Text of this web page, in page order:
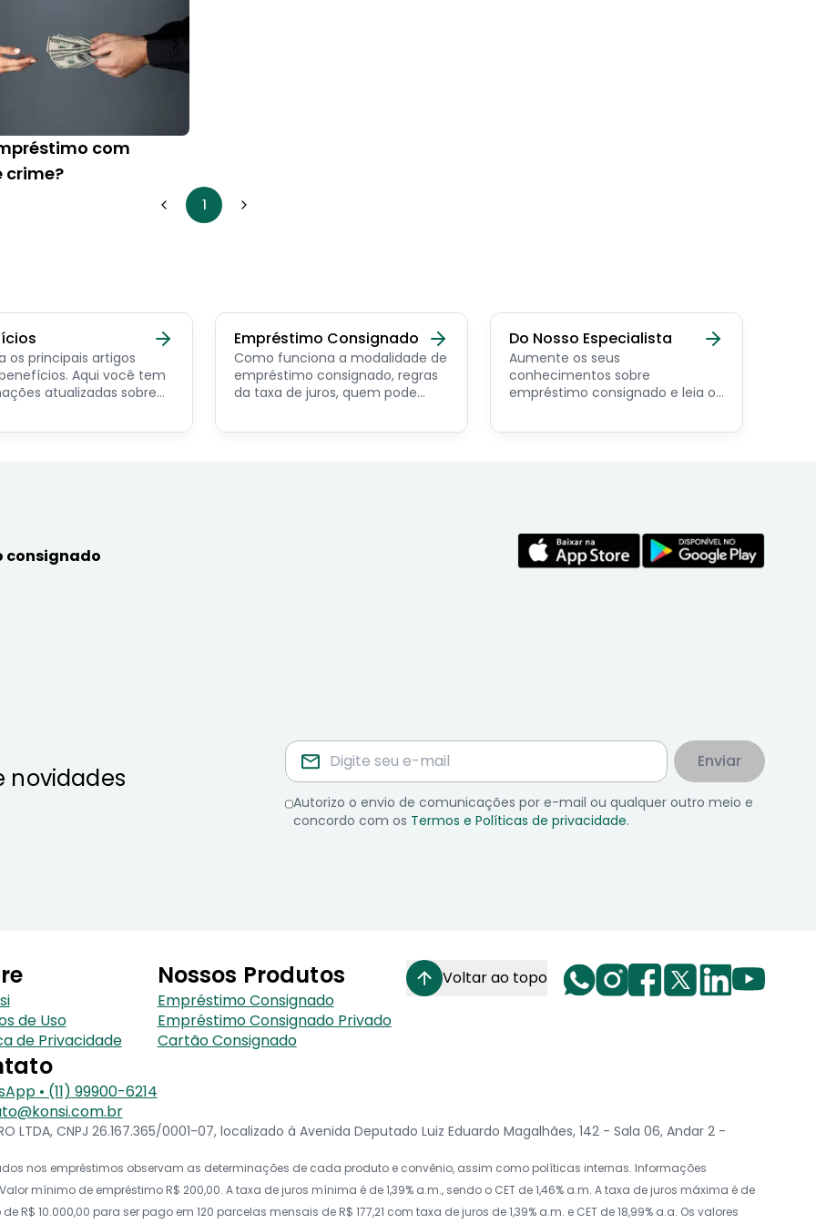
com
crime?
1
os principais artigos
Aqui você tem
atualizadas sobre
público, aposentado,
Empréstimo Consignado
Como funciona a modalidade de
empréstimo consignado, regras
da taxa de juros, quem pode
simular online.
Do Nosso Especialista
Aumente os seus
conhecimentos sobre
empréstimo consignado e leia os
economista especialista no
consignado
novidades
Enviar
Autorizo o envio de comunicações por e-mail ou qualquer outro meio e
concordo com os Termos e Políticas de privacidade.
de Uso
de Privacidade
• (11) 99900-6214
Nossos Produtos
Empréstimo Consignado
Empréstimo Consignado Privado
Cartão Consignado
Voltar ao topo
LTDA, CNPJ 26.167.365/0001-07, localizado à Avenida Deputado Luiz Eduardo Magalhães, 142 - Sala 06, Andar 2 -
nos empréstimos observam as determinações de cada produto e convênio, assim como políticas internas. Informações
mínimo de empréstimo R$ 200,00. A taxa de juros mínima é de 1,39% a.m., sendo o CET de 1,46% a.m. A taxa de juros máxima é de
R$ 10.000,00 para ser pago em 120 parcelas mensais de R$ 177,21 com taxa de juros de 1,39% a.m. e CET de 18,99% a.a. Os valores